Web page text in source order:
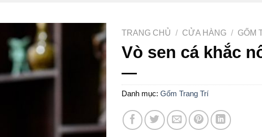
TRANG CHỦ / CỬA HÀNG / GỐM
Vò sen cá khắc
Danh mục: Gốm Trang Trí